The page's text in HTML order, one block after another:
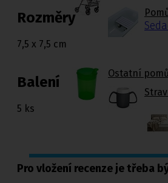
Ostatní
Ortopedie,
Rozměry
7,5 x 7,5 cm
Balení
5 ks
Pro vložení recenze je třeba